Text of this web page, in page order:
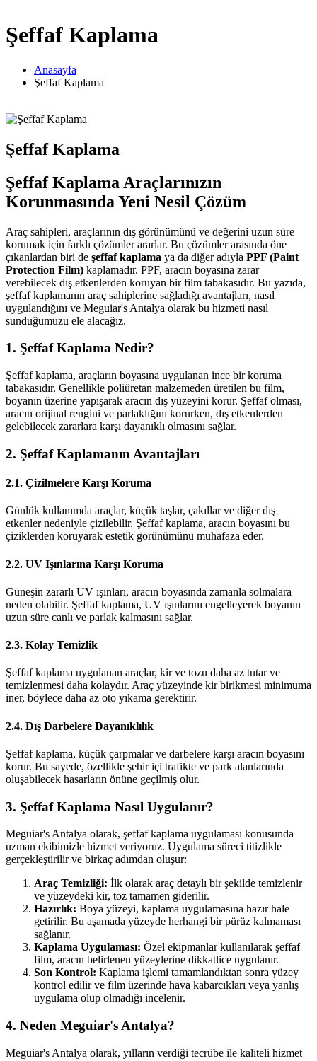
Şeffaf Kaplama
Anasayfa
Şeffaf Kaplama
Şeffaf Kaplama
Şeffaf Kaplama Araçlarınızın
Korunmasında Yeni Nesil Çözüm
Araç sahipleri, araçlarının dış görünümünü ve değerini uzun süre
korumak için farklı çözümler ararlar. Bu çözümler arasında öne
çıkanlardan biri de şeffaf kaplama ya da diğer adıyla PPF (Paint
Protection Film) kaplamadır. PPF, aracın boyasına zarar
verebilecek dış etkenlerden koruyan bir film tabakasıdır. Bu yazıda,
şeffaf kaplamanın araç sahiplerine sağladığı avantajları, nasıl
uygulandığını ve Meguiar's Antalya olarak bu hizmeti nasıl
sunduğumuzu ele alacağız.
1. Şeffaf Kaplama Nedir?
Şeffaf kaplama, araçların boyasına uygulanan ince bir koruma
tabakasıdır. Genellikle poliüretan malzemeden üretilen bu film,
boyanın üzerine yapışarak aracın dış yüzeyini korur. Şeffaf olması,
aracın orijinal rengini ve parlaklığını korurken, dış etkenlerden
gelebilecek zararlara karşı dayanıklı olmasını sağlar.
2. Şeffaf Kaplamanın Avantajları
2.1. Çizilmelere Karşı Koruma
Günlük kullanımda araçlar, küçük taşlar, çakıllar ve diğer dış
etkenler nedeniyle çizilebilir. Şeffaf kaplama, aracın boyasını bu
çiziklerden koruyarak estetik görünümünü muhafaza eder.
2.2. UV Işınlarına Karşı Koruma
Güneşin zararlı UV ışınları, aracın boyasında zamanla solmalara
neden olabilir. Şeffaf kaplama, UV ışınlarını engelleyerek boyanın
uzun süre canlı ve parlak kalmasını sağlar.
2.3. Kolay Temizlik
Şeffaf kaplama uygulanan araçlar, kir ve tozu daha az tutar ve
temizlenmesi daha kolaydır. Araç yüzeyinde kir birikmesi minimuma
iner, böylece daha az oto yıkama gerektirir.
2.4. Dış Darbelere Dayanıklılık
Şeffaf kaplama, küçük çarpmalar ve darbelere karşı aracın boyasını
korur. Bu sayede, özellikle şehir içi trafikte ve park alanlarında
oluşabilecek hasarların önüne geçilmiş olur.
3. Şeffaf Kaplama Nasıl Uygulanır?
Meguiar's Antalya olarak, şeffaf kaplama uygulaması konusunda
uzman ekibimizle hizmet veriyoruz. Uygulama süreci titizlikle
gerçekleştirilir ve birkaç adımdan oluşur:
Araç Temizliği: İlk olarak araç detaylı bir şekilde temizlenir
ve yüzeydeki kir, toz tamamen giderilir.
Hazırlık: Boya yüzeyi, kaplama uygulamasına hazır hale
getirilir. Bu aşamada yüzeyde herhangi bir pürüz kalmaması
sağlanır.
Kaplama Uygulaması: Özel ekipmanlar kullanılarak şeffaf
film, aracın belirlenen yüzeylerine dikkatlice uygulanır.
Son Kontrol: Kaplama işlemi tamamlandıktan sonra yüzey
kontrol edilir ve film üzerinde hava kabarcıkları veya yanlış
uygulama olup olmadığı incelenir.
4. Neden Meguiar's Antalya?
Meguiar's Antalya olarak, yılların verdiği tecrübe ile kaliteli hizmet